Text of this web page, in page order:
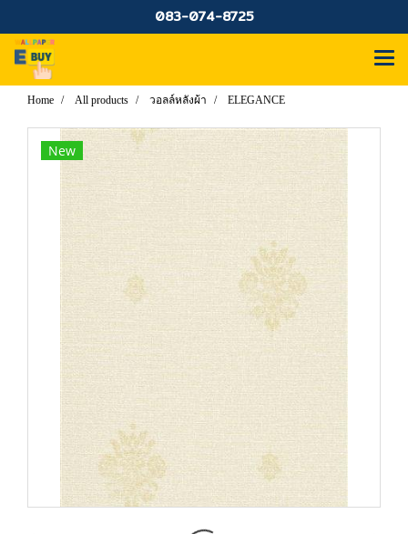
083-074-8725
Home All products วอลล์หลังผ้า ELEGANCE
New